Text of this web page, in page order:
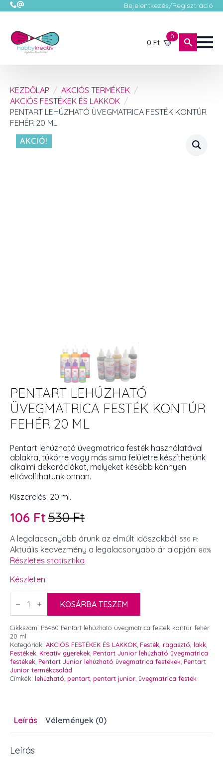
Bejelentkezés/Regisztráció
0 Ft
0
KEZDŐLAP
AKCIÓS TERMÉKEK
AKCIÓS FESTÉKEK ÉS LAKKOK
PENTART LEHÚZHATÓ ÜVEGMATRICA FESTÉK KONTÚR
FEHÉR 20 ML
AKCIÓ!
PENTART LEHÚZHATÓ
ÜVEGMATRICA FESTÉK KONTÚR
FEHÉR 20 ML
Pentart lehúzható üvegmatrica festék használatával
ablakra, tükörre vagy más sima felületre készíthetünk
alkalmi dekorációkat, melyeket később könnyen
eltávolíthatunk onnan.
Kiszerelés: 20 ml.
530Ft
Original
price
was:
106 Ft
Current
price
is:
A legalacsonyabb árunk az elmúlt időszakból: 530 Ft
Aktuális kedvezmény a legalacsonyabb ár alapján: 80%
Részletes statisztika
Készleten
Pentart
lehúzható
kontúr
fehér
20
ml
mennyiség
KOSÁRBA TESZEM
Cikkszám: P6460 Pentart lehúzható üvegmatrica festék kontúr fehér
20 ml
Kategóriák: AKCIÓS FESTÉKEK ÉS LAKKOK Festék, ragasztó, lakk
Festékek Kreatív gyerekek Pentart Junior lehúzható üvegmatrica
festékek Pentart Junior lehúzható üvegmatrica festékek Pentart
Junior termékcsalád
Címkék: lehúzható pentart pentart junior üvegmatrica festék
Leírás Vélemények (0)
Leírás